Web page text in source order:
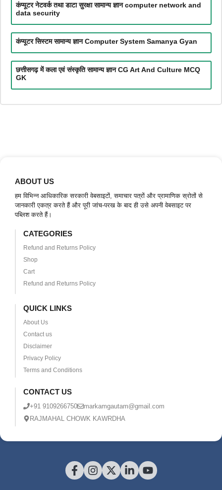
कंप्यूटर नेटवर्क तथा डाटा सुरक्षा सामान्य ज्ञान computer network and
data security
कंप्यूटर सिस्टम सामान्य ज्ञान Computer System Samanya Gyan
छत्तीसगढ़ में कला एवं संस्कृति सामान्य ज्ञान CG Art And Culture MCQ
GK
ABOUT US
हम विभिन्न आधिकारिक सरकारी वेबसाइटों, समाचार पत्रों और प्रामाणिक स्रोतों से
जानकारी एकत्र करते हैं और पूरी जांच-परख के बाद ही उसे अपनी वेबसाइट पर
पब्लिश करते हैं।
CATEGORIES
Refund and Returns Policy
Shop
Cart
Refund and Returns Policy
QUICK LINKS
About Us
Contact us
Disclaimer
Privacy Policy
Terms and Conditions
CONTACT US
+91 9109266750
markamgautam@gmail.com
RAJMAHAL CHOWK KAWRDHA